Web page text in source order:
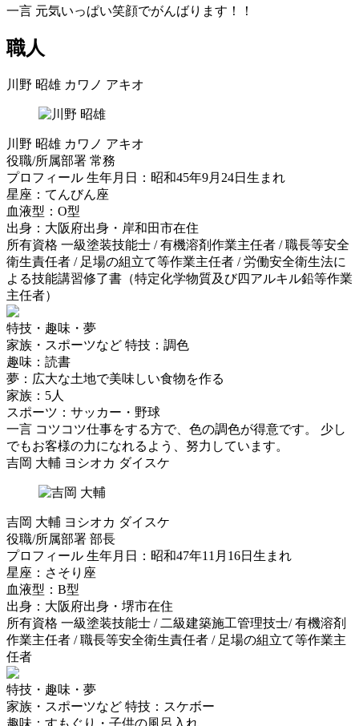
一言 元気いっぱい笑顔でがんばります！！
職人
川野 昭雄 カワノ アキオ
川野 昭雄 カワノ アキオ
役職/所属部署 常務
プロフィール 生年月日：昭和45年9月24日生まれ
星座：てんびん座
血液型：O型
出身：大阪府出身・岸和田市在住
所有資格 一級塗装技能士 / 有機溶剤作業主任者 / 職長等安全
衛生責任者 / 足場の組立て等作業主任者 / 労働安全衛生法に
よる技能講習修了書（特定化学物質及び四アルキル鉛等作業
主任者）
特技・趣味・夢
家族・スポーツなど 特技：調色
趣味：読書
夢：広大な土地で美味しい食物を作る
家族：5人
スポーツ：サッカー・野球
一言 コツコツ仕事をする方で、色の調色が得意です。 少し
でもお客様の力になれるよう、努力しています。
吉岡 大輔 ヨシオカ ダイスケ
吉岡 大輔 ヨシオカ ダイスケ
役職/所属部署 部長
プロフィール 生年月日：昭和47年11月16日生まれ
星座：さそり座
血液型：B型
出身：大阪府出身・堺市在住
所有資格 一級塗装技能士 / 二級建築施工管理技士/ 有機溶剤
作業主任者 / 職長等安全衛生責任者 / 足場の組立て等作業主
任者
特技・趣味・夢
家族・スポーツなど 特技：スケボー